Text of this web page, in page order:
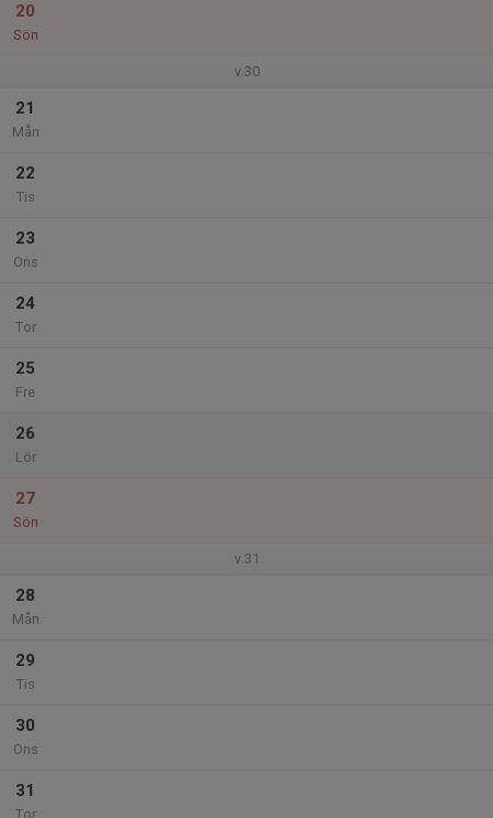
20
Sön
v.30
21
Mån
22
Tis
23
Ons
24
Tor
25
Fre
26
Lör
27
Sön
v.31
28
Mån
29
Tis
30
Ons
31
Tor